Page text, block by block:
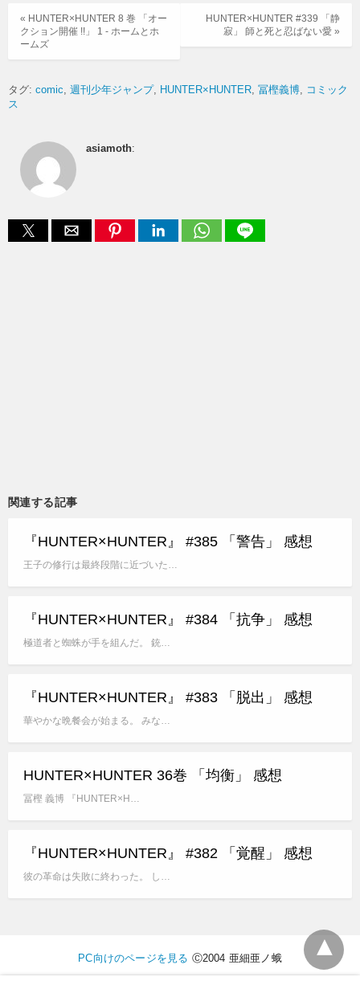
HUNTER×HUNTER #339 「静
寂」 師と死と忍ばない愛 »
« HUNTER×HUNTER 8 巻 「オー
クション開催 !!」 1 - ホームとホ
ームズ
タグ: comic 週刊少年ジャンプ HUNTER×HUNTER 冨樫義博
コミック
ス
asiamoth:
関連する記事
『HUNTER×HUNTER』 #385 「警告」 感想
王子の修行は最終段階に近づいた…
『HUNTER×HUNTER』 #384 「抗争」 感想
極道者と蜘蛛が手を組んだ。 銃…
『HUNTER×HUNTER』 #383 「脱出」 感想
華やかな晩餐会が始まる。 みな…
HUNTER×HUNTER 36巻 「均衡」 感想
冨樫 義博 『HUNTER×H…
『HUNTER×HUNTER』 #382 「覚醒」 感想
彼の革命は失敗に終わった。 し…
PC向けのページを見る Ⓒ2004 亜細亜ノ蛾